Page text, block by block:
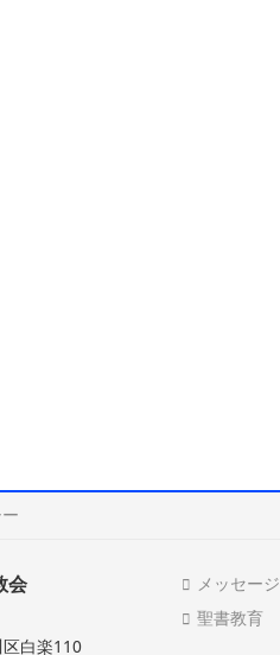
会
白楽110
メッセージ
聖書教育